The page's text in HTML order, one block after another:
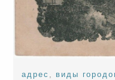
адрес виды